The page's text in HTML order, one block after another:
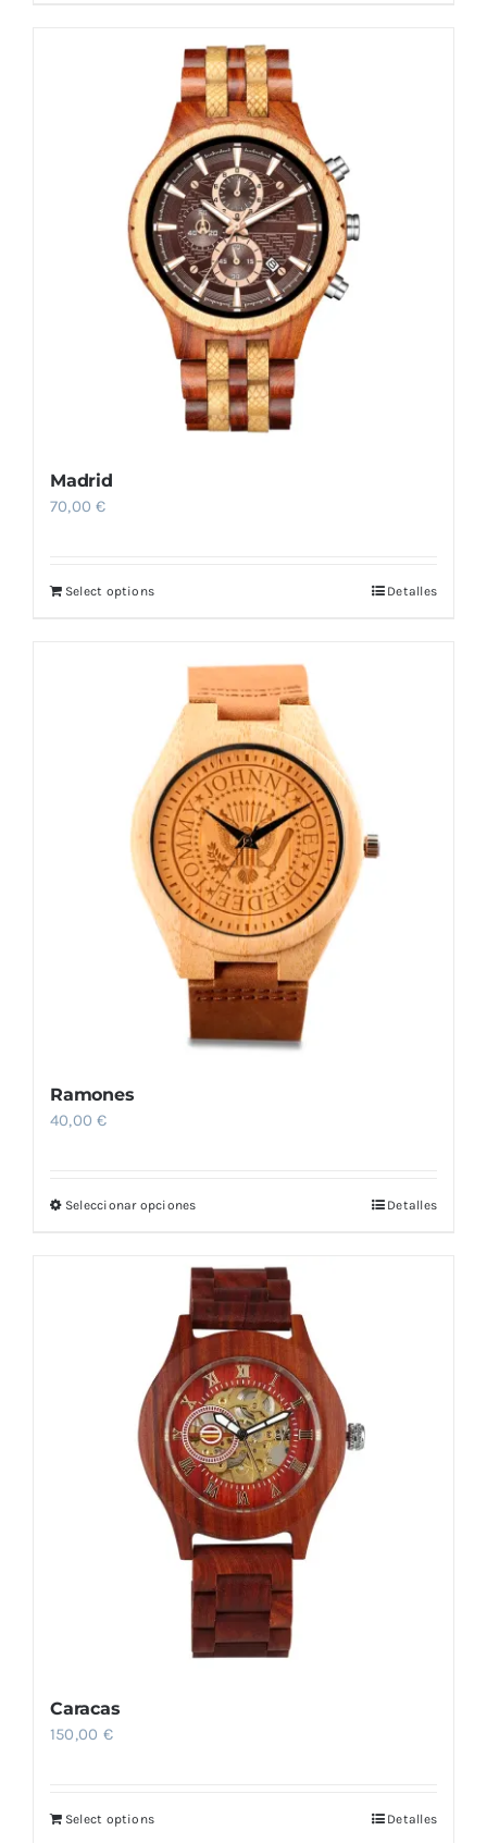
Madrid
70,00€
Select options Detalles
Ramones
40,00€
Seleccionar opcionesEste
tiene
múltiples
variantes.
Las
opciones
se
pueden
elegir
en
la
página
de
producto
Detalles
Caracas
150,00 €
Select options Detalles